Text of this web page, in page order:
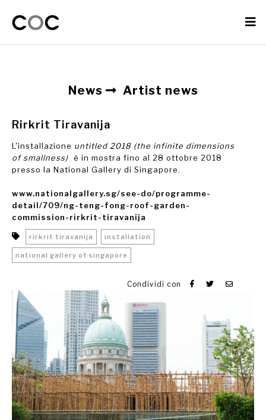
News Artist news
Rirkrit Tiravanija
L'installazione untitled 2018 (the infinite dimensions
of smallness)
è in mostra fino al 28 ottobre 2018
presso la National Gallery di Singapore.
www.nationalgallery.sg/see-do/programme-
detail/709/ng-teng-fong-roof-garden-
commission-rirkrit-tiravanija
rirkrit tiravanija installation
national gallery of singapore
Condividi con